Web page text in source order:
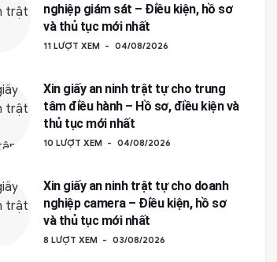
nghiệp giám sát – Điều kiện, hồ sơ
và thủ tục mới nhất
11 LƯỢT XEM 04/08/2026
Xin giấy an ninh trật tự cho trung
tâm điều hành – Hồ sơ, điều kiện và
thủ tục mới nhất
10 LƯỢT XEM 04/08/2026
Xin giấy an ninh trật tự cho doanh
nghiệp camera – Điều kiện, hồ sơ
và thủ tục mới nhất
8 LƯỢT XEM 03/08/2026